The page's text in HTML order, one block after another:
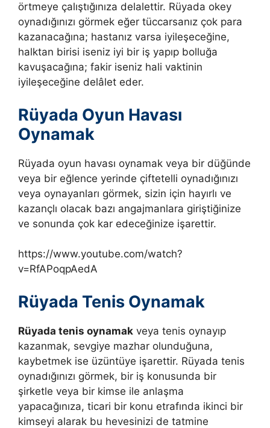
örtmeye çalıştığınıza delalettir. Rüyada okey
oynadığınızı görmek eğer tüccarsanız çok para
kazanacağına; hastanız varsa iyileşeceğine,
halktan birisi iseniz iyi bir iş yapıp bolluğa
kavuşacağına; fakir iseniz hali vaktinin
iyileşeceğine delâlet eder.
Rüyada Oyun Havası
Oynamak
Rüyada oyun havası oynamak veya bir düğünde
veya bir eğlence yerinde çiftetelli oynadığınızı
veya oynayanları görmek, sizin için hayırlı ve
kazançlı olacak bazı angajmanlara giriştiğinize
ve sonunda çok kar edeceğinize işarettir.
https://www.youtube.com/watch?
v=RfAPoqpAedA
Rüyada Tenis Oynamak
Rüyada tenis oynamak veya tenis oynayıp
kazanmak, sevgiye mazhar olunduğuna,
kaybetmek ise üzüntüye işarettir. Rüyada tenis
oynadığınızı görmek, bir iş konusunda bir
şirketle veya bir kimse ile anlaşma
yapacağınıza, ticari bir konu etrafında ikinci bir
kimseyi alarak bu hevesinizi de tatmine